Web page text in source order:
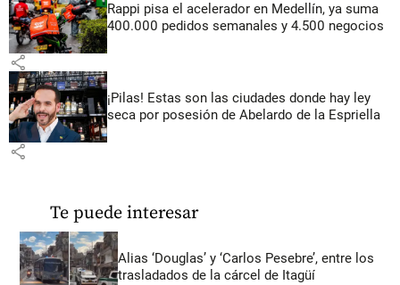
Rappi pisa el acelerador en Medellín, ya suma
400.000 pedidos semanales y 4.500 negocios
share
¡Pilas! Estas son las ciudades donde hay ley
seca por posesión de Abelardo de la Espriella
share
Te puede interesar
Alias ‘Douglas’ y ‘Carlos Pesebre’, entre los
trasladados de la cárcel de Itagüí